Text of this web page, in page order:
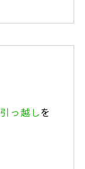
引っ越しを